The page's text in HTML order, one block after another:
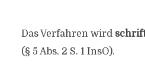
Das Verfahren wird
(§ 5 Abs. 2 S. 1 InsO).